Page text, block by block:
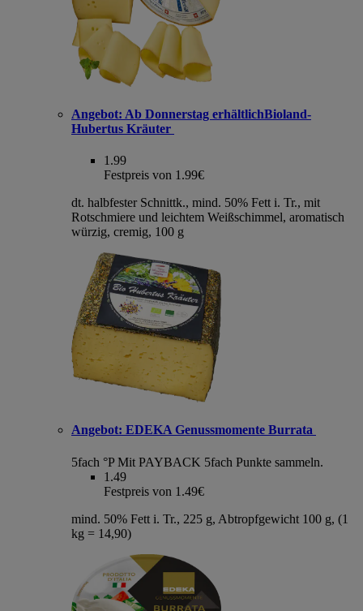
Angebot: Ab Donnerstag erhältlichBioland-
Hubertus Kräuter
1.99
Festpreis von 1.99€
dt. halbfester Schnittk., mind. 50% Fett i. Tr., mit
Rotschmiere und leichtem Weißschimmel, aromatisch
würzig, cremig, 100 g
Angebot: EDEKA Genussmomente Burrata
5fach °P Mit PAYBACK 5fach Punkte sammeln.
1.49
Festpreis von 1.49€
mind. 50% Fett i. Tr., 225 g, Abtropfgewicht 100 g, (1
kg = 14,90)